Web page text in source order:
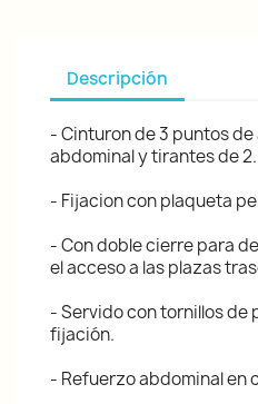
Descripción
- Cinturon de 3 puntos
abdominal y tirantes de 2.
- Fijacion con plaqueta
- Con doble cierre para
el acceso a las plazas
- Servido con tornillos de
fijación.
- Refuerzo abdominal en